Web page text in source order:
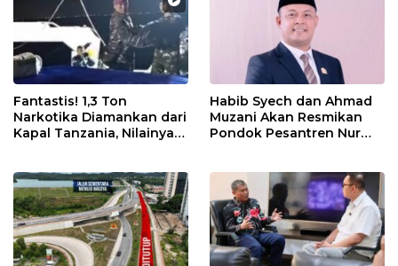
Fantastis! 1,3 Ton
Narkotika Diamankan dari
Kapal Tanzania, Nilainya
Habib Syech dan Ahmad
Muzani Akan Resmikan
Pondok Pesantren Nur